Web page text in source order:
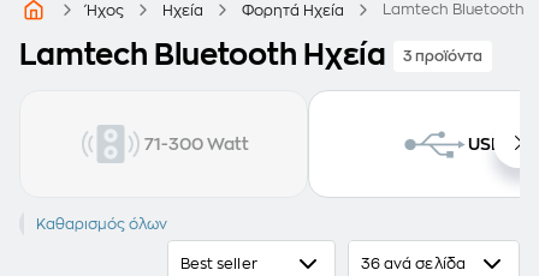
Ήχος Ηχεία Φορητά Ηχεία Lamtech Bluetooth
Lamtech Bluetooth Ηχεία 3 προϊόντα
71-300 Watt USB
LAMTECH Bluetooth
Καθαρισμός όλων
Best seller 36 ανά σελίδα